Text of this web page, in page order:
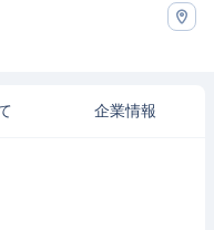
企業情報